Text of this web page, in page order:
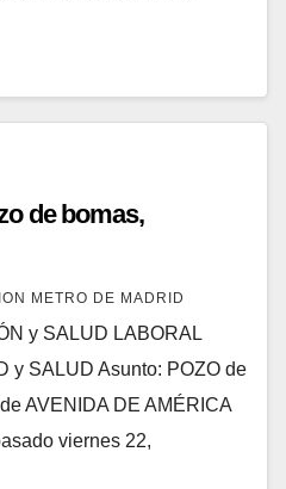
de bomas,
METRO DE MADRID
y SALUD LABORAL
y SALUD Asunto: POZO de
AVENIDA DE AMÉRICA
viernes 22,